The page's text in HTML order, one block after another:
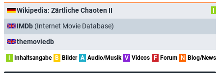
Wikipedia: Zärtliche Chaoten II
I
IMDb (Internet Movie Database)
themoviedb
I Inhaltsangabe B Bilder A Audio/Musik V Videos F Forum N Blog/News